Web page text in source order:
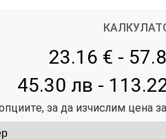
23.16 € -
45.30 лв -
за да изчислим цена